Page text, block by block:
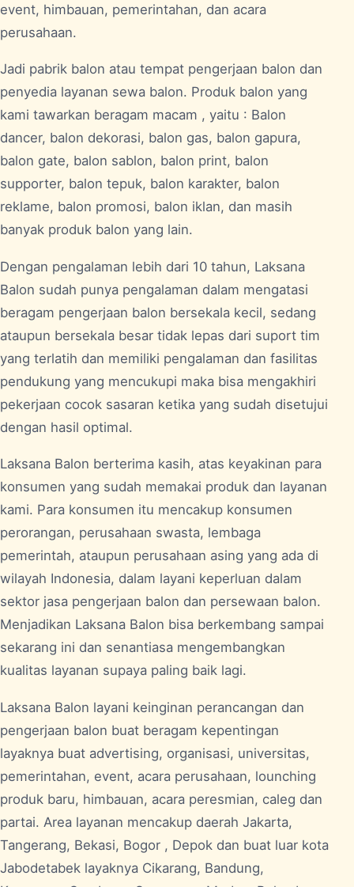
event, himbauan, pemerintahan, dan acara
perusahaan.
Jadi pabrik balon atau tempat pengerjaan balon dan
penyedia layanan sewa balon. Produk balon yang
kami tawarkan beragam macam , yaitu : Balon
dancer, balon dekorasi, balon gas, balon gapura,
balon gate, balon sablon, balon print, balon
supporter, balon tepuk, balon karakter, balon
reklame, balon promosi, balon iklan, dan masih
banyak produk balon yang lain.
Dengan pengalaman lebih dari 10 tahun, Laksana
Balon sudah punya pengalaman dalam mengatasi
beragam pengerjaan balon bersekala kecil, sedang
ataupun bersekala besar tidak lepas dari suport tim
yang terlatih dan memiliki pengalaman dan fasilitas
pendukung yang mencukupi maka bisa mengakhiri
pekerjaan cocok sasaran ketika yang sudah disetujui
dengan hasil optimal.
Laksana Balon berterima kasih, atas keyakinan para
konsumen yang sudah memakai produk dan layanan
kami. Para konsumen itu mencakup konsumen
perorangan, perusahaan swasta, lembaga
pemerintah, ataupun perusahaan asing yang ada di
wilayah Indonesia, dalam layani keperluan dalam
sektor jasa pengerjaan balon dan persewaan balon.
Menjadikan Laksana Balon bisa berkembang sampai
sekarang ini dan senantiasa mengembangkan
kualitas layanan supaya paling baik lagi.
Laksana Balon layani keinginan perancangan dan
pengerjaan balon buat beragam kepentingan
layaknya buat advertising, organisasi, universitas,
pemerintahan, event, acara perusahaan, lounching
produk baru, himbauan, acara peresmian, caleg dan
partai. Area layanan mencakup daerah Jakarta,
Tangerang, Bekasi, Bogor , Depok dan buat luar kota
Jabodetabek layaknya Cikarang, Bandung,